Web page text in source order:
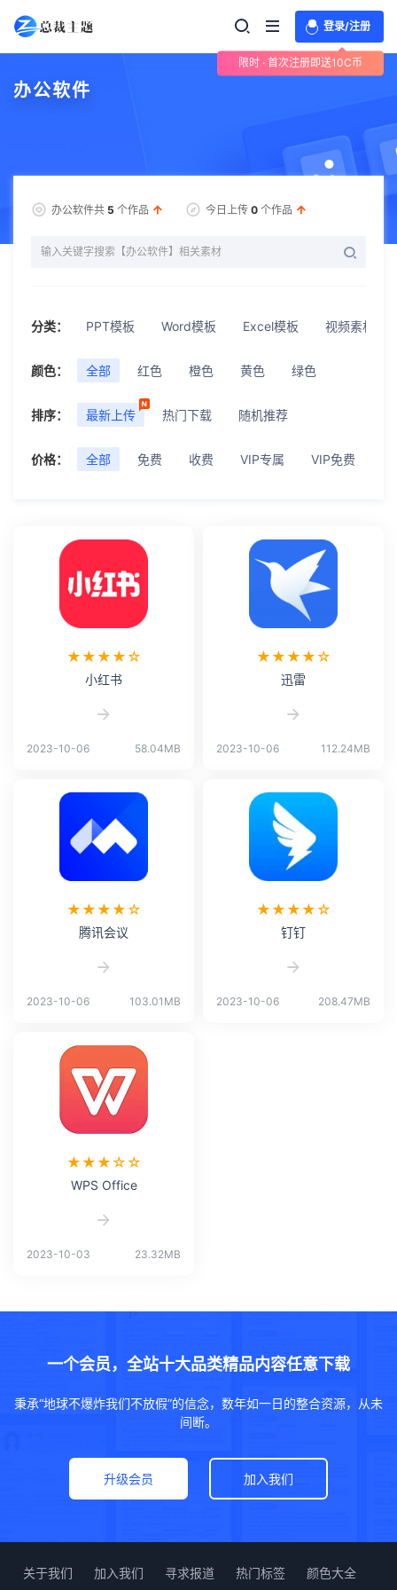
登录/注册
限时 · 首次注册即送10C币
办公软件
办公软件共 5 个作品 今日上传 0 个作品
分类： PPT模板 Word模板 Excel模板 视频素材
颜色： 全部 红色 橙色 黄色 绿色
排序： 最新上传 热门下载 随机推荐
价格： 全部 免费 收费 VIP专属 VIP免费
★★★★☆
小红书
2023-10-06 58.04MB
★★★★☆
迅雷
2023-10-06 112.24MB
★★★★☆
腾讯会议
2023-10-06 103.01MB
★★★★☆
钉钉
2023-10-06 208.47MB
★★★☆☆
WPS Office
2023-10-03 23.32MB
一个会员，全站十大品类精品内容任意下载
秉承“地球不爆炸我们不放假”的信念，数年如一日的整合资源，从未
间断。
升级会员 加入我们
关于我们 加入我们 寻求报道 热门标签 颜色大全